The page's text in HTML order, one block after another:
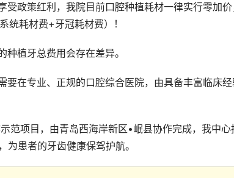
政策红利，我院目前口腔种植耗材一律实行零加
耗材费+牙冠耗材费）！
植牙总费用会存在差异。
在专业、正规的口腔综合医院，由具备丰富临床
范项目，由青岛西海岸新区•岷县协作完成，我中心
患者的牙齿健康保驾护航。